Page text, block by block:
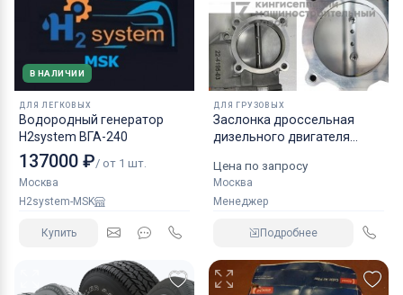
В НАЛИЧИИ
ДЛЯ ЛЕГКОВЫХ
Водородный генератор
H2system ВГА-240
137000 ₽/ от 1 шт.
Москва
H2system-MSK
Купить
ДЛЯ ГРУЗОВЫХ
Заслонка дроссельная
дизельного двигателя
Цена по запросу
Москва
Менеджер
Подробнее